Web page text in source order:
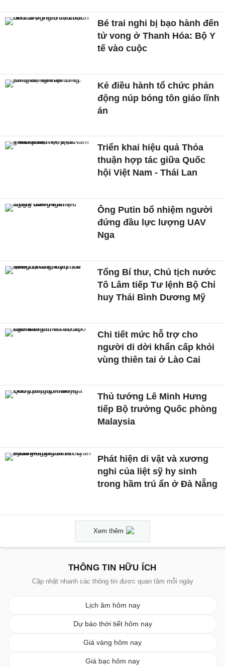
Bé trai nghi bị bạo hành đến
tử vong ở Thanh Hóa: Bộ Y
tế vào cuộc
Kẻ điều hành tổ chức phản
động núp bóng tôn giáo lĩnh
án
Triển khai hiệu quả Thỏa
thuận hợp tác giữa Quốc
hội Việt Nam - Thái Lan
Ông Putin bổ nhiệm người
đứng đầu lực lượng UAV
Nga
Tổng Bí thư, Chủ tịch nước
Tô Lâm tiếp Tư lệnh Bộ Chỉ
huy Thái Bình Dương Mỹ
Chi tiết mức hỗ trợ cho
người di dời khẩn cấp khỏi
vùng thiên tai ở Lào Cai
Thủ tướng Lê Minh Hưng
tiếp Bộ trưởng Quốc phòng
Malaysia
Phát hiện di vật và xương
nghi của liệt sỹ hy sinh
trong hầm trú ẩn ở Đà Nẵng
Xem thêm
THÔNG TIN HỮU ÍCH
Cập nhật nhanh các thông tin được quan tâm mỗi ngày
Lịch âm hôm nay
Dự báo thời tiết hôm nay
Giá vàng hôm nay
Giá bạc hôm nay